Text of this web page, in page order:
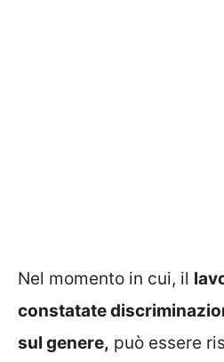
Nel momento in cui, il
constatate
sul genere, può essere